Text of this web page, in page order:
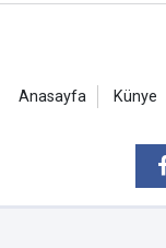
Anasayfa Künye